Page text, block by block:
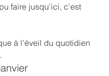
faire jusqu’ici, c’est
à l’éveil du quotidien